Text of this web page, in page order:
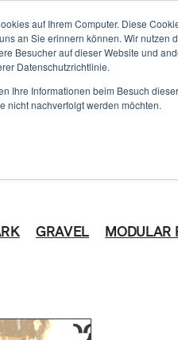
auf Ihrem Computer. Diese
an Sie erinnern können. Wir
Besucher auf dieser Website und
Datenschutzrichtlinie.
Ihre Informationen beim Besuch
nicht nachverfolgt werden möchten.
PLANUNG BAU
GRAVEL MODULAR